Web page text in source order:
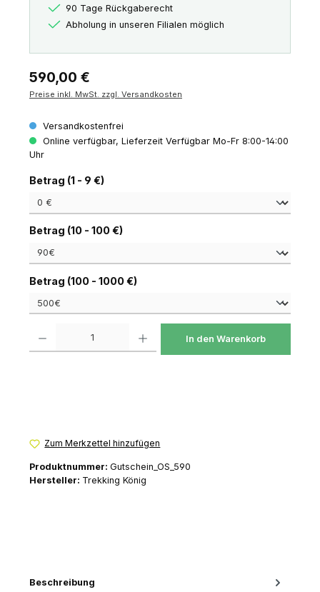
90 Tage Rückgaberecht
Abholung in unseren Filialen möglich
Regulärer Preis:
590,00 €
Preise inkl. MwSt. zzgl. Versandkosten
Versandkostenfrei
Online verfügbar, Lieferzeit Verfügbar Mo-Fr 8:00-14:00
Uhr
Betrag (1 - 9 €)auswählen
Betrag (10 - 100 €)auswählen
Betrag (100 - 1000 €)auswählen
In den Warenkorb
Zum Merkzettel hinzufügen
Produktnummer: Gutschein_OS_590
Hersteller: Trekking König
Beschreibung